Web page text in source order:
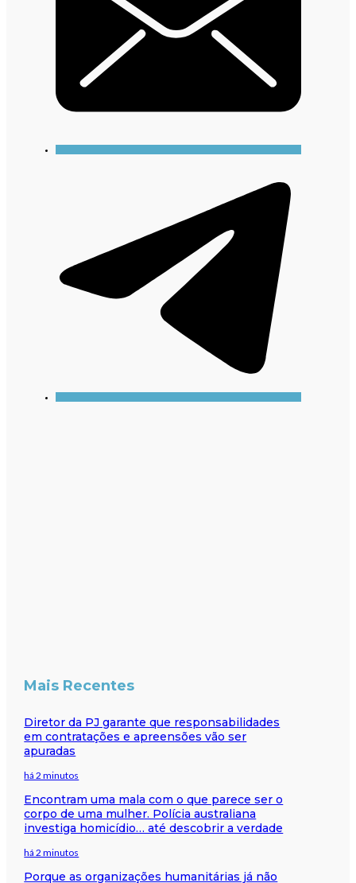
Mais Recentes
Diretor da PJ garante que responsabilidades
em contratações e apreensões vão ser
apuradas
há 2 minutos
Encontram uma mala com o que parece ser o
corpo de uma mulher. Polícia australiana
investiga homicídio… até descobrir a verdade
há 2 minutos
Porque as organizações humanitárias já não